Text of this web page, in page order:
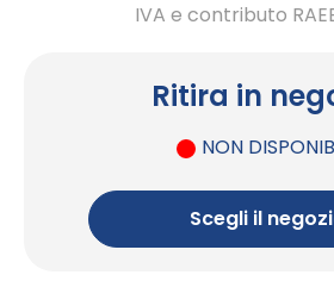
IVA e contributo
Ritira in
NON
Scegli il